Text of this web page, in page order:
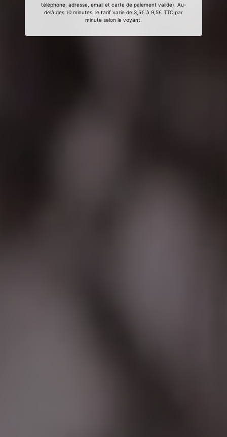
téléphone, adresse, email et carte de paiement valide). Au-
delà des 10 minutes, le tarif varie de 3,5€ à 9,5€ TTC par
minute selon le voyant.